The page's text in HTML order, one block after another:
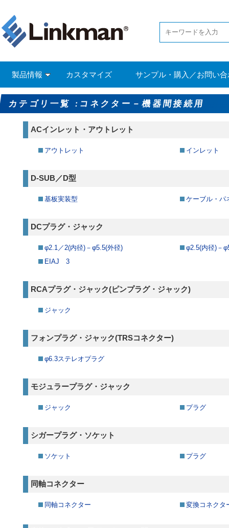
製品情報 カスタマイズ サンプル・購入／お問い
カテゴリ一覧 :コネクター－機器間接続用
ACインレット・アウトレット
アウトレット インレット
D-SUB／D型
基板実装型 ケーブル・パ
DCプラグ・ジャック
φ2.1／2(内径)－φ5.5(外径)
φ2.5(内径)－
EIAJ 3
RCAプラグ・ジャック(ピンプラグ・ジャック)
ジャック
フォンプラグ・ジャック(TRSコネクター)
φ6.3ステレオプラグ
モジュラープラグ・ジャック
ジャック プラグ
シガープラグ・ソケット
ソケット プラグ
同軸コネクター
同軸コネクター 変換コネクタ